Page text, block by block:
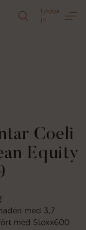
Logga
in
Coeli
Equity
med 3,7
med Stoxx600